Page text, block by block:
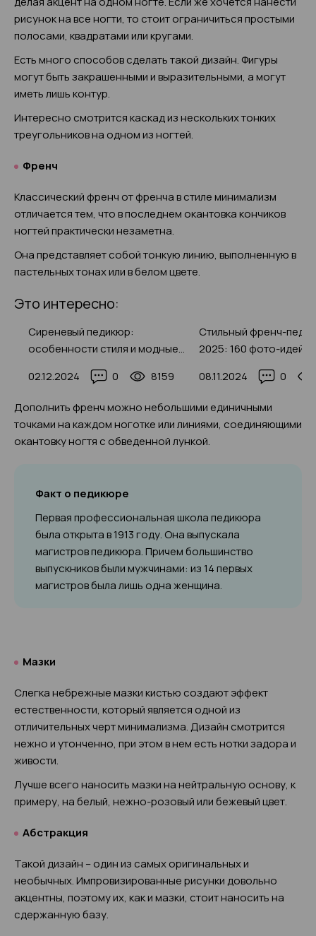
рисунок на все ногти, то стоит ограничиться простыми
полосами, квадратами или кругами.
Есть много способов сделать такой дизайн. Фигуры
могут быть закрашенными и выразительными, а могут
иметь лишь контур.
Интересно смотрится каскад из нескольких тонких
треугольников на одном из ногтей.
Френч
Классический френч от френча в стиле минимализм
отличается тем, что в последнем окантовка кончиков
ногтей практически незаметна.
Она представляет собой тонкую линию, выполненную в
пастельных тонах или в белом цвете.
Это интересно:
Сиреневый педикюр:
особенности стиля и модные
реальных фото
02.12.2024 0 8159
Стильный френч-
2025: 160 фото-идей и
08.11.2024
0
Дополнить френч можно небольшими единичными
точками на каждом ноготке или линиями, соединяющими
окантовку ногтя с обведенной лункой.
Факт о педикюре
Первая профессиональная школа педикюра
была открыта в 1913 году. Она выпускала
магистров педикюра. Причем большинство
выпускников были мужчинами: из 14 первых
магистров была лишь одна женщина.
Мазки
Слегка небрежные мазки кистью создают эффект
естественности, который является одной из
отличительных черт минимализма. Дизайн смотрится
нежно и утонченно, при этом в нем есть нотки задора и
живости.
Лучше всего наносить мазки на нейтральную основу, к
примеру, на белый, нежно-розовый или бежевый цвет.
Абстракция
Такой дизайн – один из самых оригинальных и
необычных. Импровизированные рисунки довольно
акцентны, поэтому их, как и мазки, стоит наносить на
сдержанную базу.